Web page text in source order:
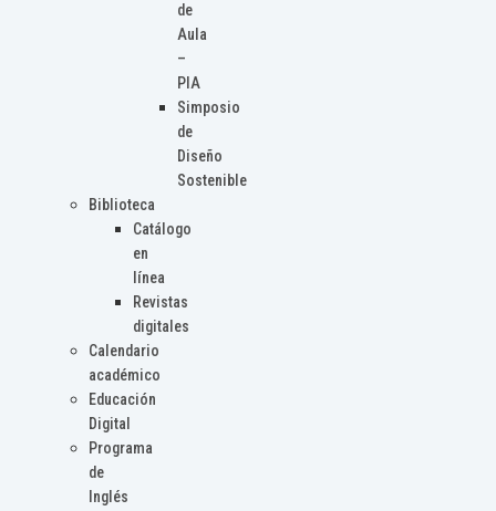
de
Aula
–
PIA
Simposio
de
Diseño
Sostenible
Biblioteca
Catálogo
en
línea
Revistas
digitales
Calendario
académico
Educación
Digital
Programa
de
Inglés